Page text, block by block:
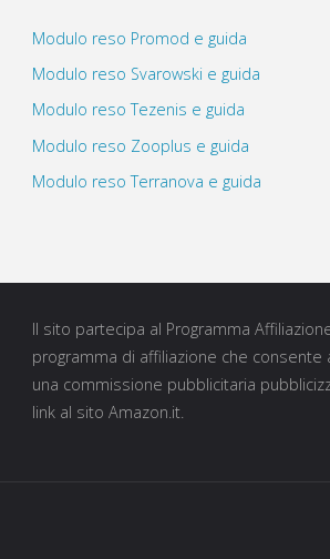
Modulo reso Promod e guida
Modulo reso Svarowski e guida
Modulo reso Tezenis e guida
Modulo reso Zooplus e guida
Modulo reso Terranova e guida
Il sito partecipa al Programma
programma di affiliazione che consente
una commissione pubblicitaria
link al sito Amazon.it.